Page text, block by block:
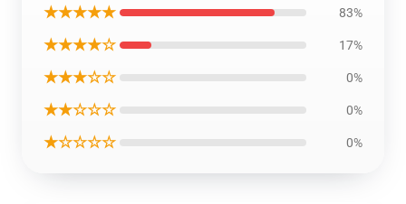
★★★★★ 83%
★★★★☆ 17%
★★★☆☆ 0%
★★☆☆☆ 0%
★☆☆☆☆ 0%